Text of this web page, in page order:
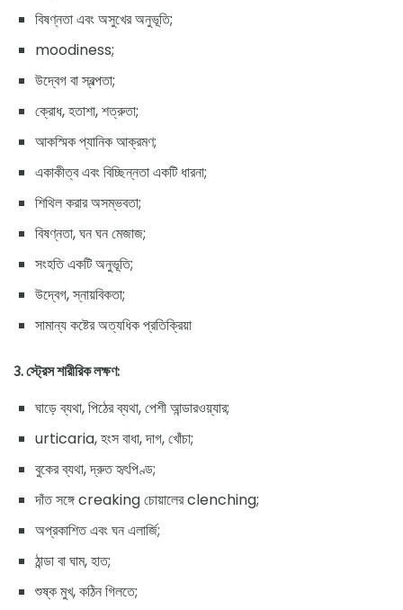
বিষণ্নতা এবং অসুখের অনুভূতি;
moodiness;
উদ্বেগ বা স্বল্পতা;
ক্রোধ, হতাশা, শত্রুতা;
আকস্মিক প্যানিক আক্রমণ;
একাকীত্ব এবং বিচ্ছিন্নতা একটি ধারনা;
শিথিল করার অসম্ভবতা;
বিষণ্নতা, ঘন ঘন মেজাজ;
সংহতি একটি অনুভূতি;
উদ্বেগ, স্নায়বিকতা;
সামান্য কষ্টের অত্যধিক প্রতিক্রিয়া
3. স্ট্রেস শারীরিক লক্ষণ:
ঘাড়ে ব্যথা, পিঠের ব্যথা, পেশী আন্ডারওয়্যার;
urticaria, হংস বাধা, দাগ, খোঁচা;
বুকের ব্যথা, দ্রুত হৃৎপিণ্ড;
দাঁত সঙ্গে creaking চোয়ালের clenching;
অপ্রকাশিত এবং ঘন এলার্জি;
ঠান্ডা বা ঘাম, হাত;
শুষ্ক মুখ, কঠিন গিলতে;